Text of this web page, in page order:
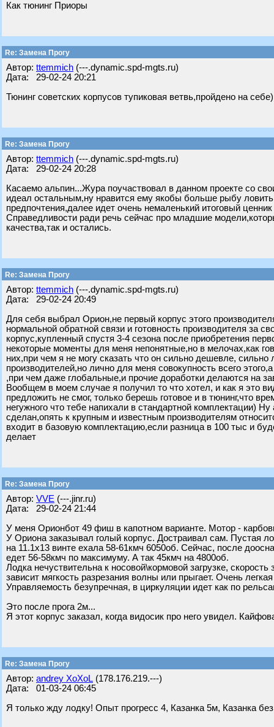
Как тюнинг Приоры
Re: Замена Прогу
Автор: ttemmich (---.dynamic.spd-mgts.ru)
Дата: 29-02-24 20:21
Тюнинг советских корпусов тупиковая ветвь,пройдено на себе)
Re: Замена Прогу
Автор: ttemmich (---.dynamic.spd-mgts.ru)
Дата: 29-02-24 20:28
Касаемо альпин...Жура поучаствовал в данном проекте со
идеал остальным,ну нравится ему якобы больше рыбу
предпочтения,далее идет очень немаленький итоговый
Справедливости ради речь сейчас про младшие
качества,так и остались.
Re: Замена Прогу
Автор: ttemmich (---.dynamic.spd-mgts.ru)
Дата: 29-02-24 20:49
Для себя выбрал Орион,не первый корпус этого
нормальной обратной связи и готовность производителя за
корпус,купленный спустя 3-4 сезона после приобретения
некоторые моменты для меня непонятные,но в мелочах,как
них,при чем я не могу сказать что он сильно дешевле,
производителей,но лично для меня совокупность всего
,при чем даже глобальные,и прочие доработки делаются на
Вообщем в моем случае я получил то что хотел, и как я это
предложить не смог, только берешь готовое и в тюнинг,что
негужного что тебе напихали в стандартной комплектации)
сделан,опять к крупным и известным производителям
входит в базовую комплектацию,если разница в 100 тыс и
делает
Re: Замена Прогу
Автор: VVE (---.jinr.ru)
Дата: 29-02-24 21:44
У меня Орионбот 49 фиш в капотном варианте. Мотор -
У Ориона заказывал голый корпус. Достраивал сам. Пустая
на 11.1х13 винте ехала 58-61кмч 6050об. Сейчас, после
едет 56-58кмч по максимуму. А так 45кмч на 4800об.
Лодка нечуствительна к носовой\кормовой загрузке, скорость
зависит мягкость разрезания волны или прыгает. Очень
Управляемость безупречная, в циркуляции идет как по
Это после прога 2м...
Я этот корпус заказал, когда видосик про него увидел.
Re: Замена Прогу
Автор: andrey XoXoL (178.176.219.---)
Дата: 01-03-24 06:45
Я только жду лодку! Опыт прогресс 4, Казанка 5м, Казанка